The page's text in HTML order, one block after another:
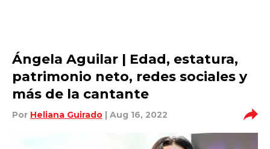
Ángela Aguilar | Edad, estatura,
patrimonio neto, redes sociales y
más de la cantante
Por Heliana Guirado | Aug 16, 2022